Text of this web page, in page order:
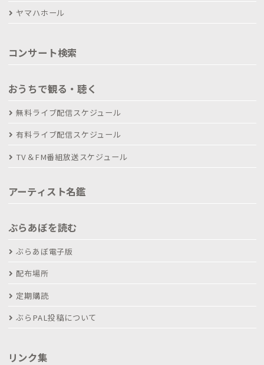
ヤマハホール
コンサート検索
おうちで観る・聴く
無料ライブ配信スケジュール
有料ライブ配信スケジュール
TV＆FM番組放送スケジュール
アーティスト名鑑
ぶらあぼを読む
ぶらあぼ電子版
配布場所
定期購読
ぶらPAL投稿について
リンク集